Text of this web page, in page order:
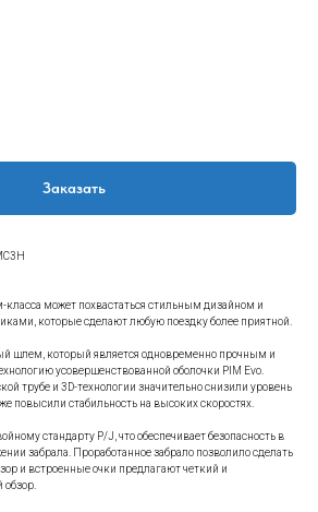
Заказать
может похвастаться стильным дизайном и
которые сделают любую поездку более приятной.
шлем, который является одновременно прочным и
усовершенствованной оболочки PIM Evo.
трубе и 3D-технологии значительно снизили уровень
повысили стабильность на высоких скоростях.
стандарту P/J, что обеспечивает безопасность в
забрала. Проработанное забрало позволило сделать
и встроенные очки предлагают четкий и